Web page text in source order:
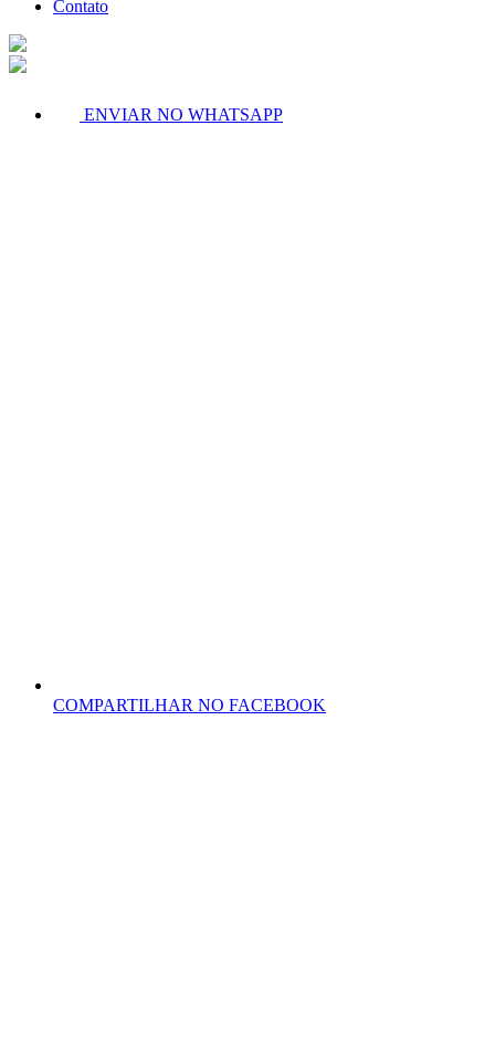
Contato
ENVIAR NO WHATSAPP
COMPARTILHAR NO FACEBOOK